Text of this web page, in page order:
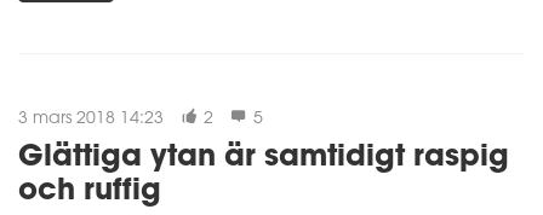
3 mars 2018 14:23 2 5
Glättiga ytan är samtidigt raspig
och ruffig